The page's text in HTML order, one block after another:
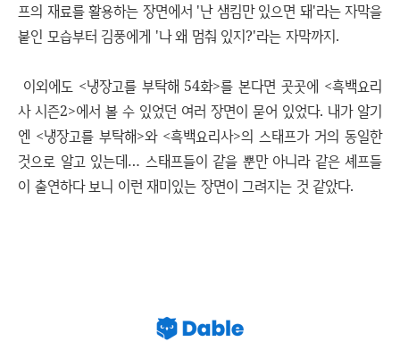
프의 재료를 활용하는 장면에서 '난 샘킴만 있으면 돼'라는 자막을
붙인 모습부터 김풍에게 '나 왜 멈춰 있지?'라는 자막까지.
이외에도 <냉장고를 부탁해 54화>를 본다면 곳곳에 <흑백요리
사 시즌2>에서 볼 수 있었던 여러 장면이 묻어 있었다. 내가 알기
엔 <냉장고를 부탁해>와 <흑백요리사>의 스태프가 거의 동일한
것으로 알고 있는데… 스태프들이 같을 뿐만 아니라 같은 셰프들
이 출연하다 보니 이런 재미있는 장면이 그려지는 것 같았다.